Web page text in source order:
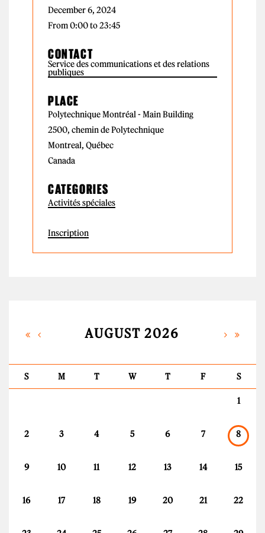
December 6, 2024
From 0:00 to 23:45
CONTACT
Service des communications et des relations
publiques
PLACE
Polytechnique Montréal - Main Building
2500, chemin de Polytechnique
Montreal, Québec
Canada
CATEGORIES
Activités spéciales
Inscription
AUGUST 2026
S M T W T F S
1
2 3 4 5 6 7 8
9 10 11 12 13 14 15
16 17 18 19 20 21 22